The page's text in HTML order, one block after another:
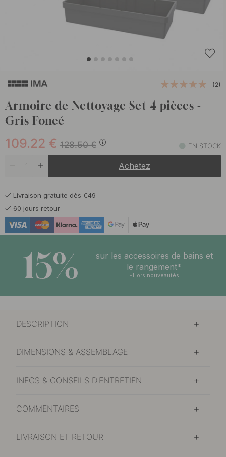
(2)
Armoire de Nettoyage Set 4 pièces -
Gris Foncé
128.50€
109.22 € EN STOCK
Achetez
Livraison gratuite dès €49
60 jours retour
15%
sur les accessoires de bains et
le rangement*
*Hors nouveautés
DESCRIPTION
DIMENSIONS & ASSEMBLAGE
INFOS & CONSEILS D'ENTRETIEN
COMMENTAIRES
LIVRAISON ET RETOUR